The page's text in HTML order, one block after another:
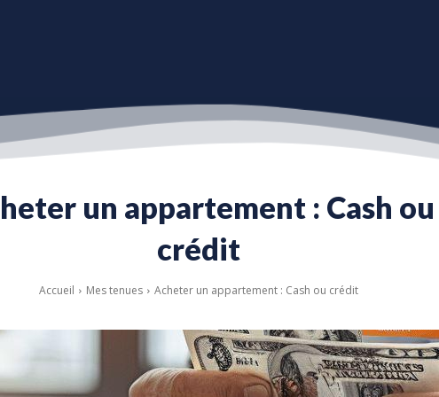
un appartement : Cash ou
crédit
Accueil Mes tenues Acheter un appartement : Cash ou crédit